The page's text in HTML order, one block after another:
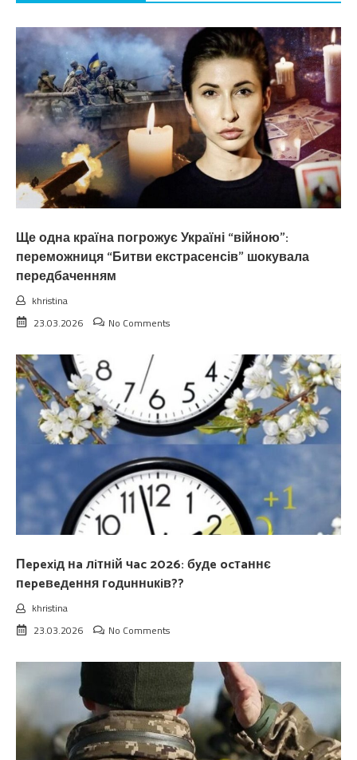
Ще одна країна погрожує Україні “війною”:
переможниця “Битви екстрасенсів” шокувала
передбаченням
khristina
23.03.2026
No Comments
Пepexiд нa лiтнiй чac 2026: бyдe ocтaннє
пepeвeдeння гoдuннuкiв??
khristina
23.03.2026
No Comments